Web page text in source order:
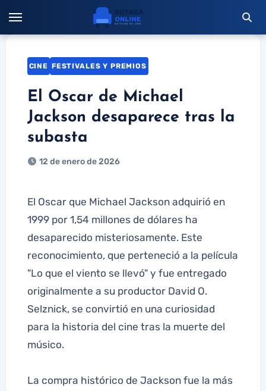
contenido
CINE FESTIVALES Y PREMIOS
El Oscar de Michael
Jackson desaparece tras la
subasta
12 de enero de 2026
El Oscar que Michael Jackson adquirió en
1999 por 1,54 millones de dólares ha
desaparecido misteriosamente. Este
reconocimiento, que perteneció a la película
"Lo que el viento se llevó" y fue entregado
originalmente a su productor David O.
Selznick, se convirtió en una curiosidad
para la historia del cine tras la muerte del
músico.
La compra histórico de Jackson fue la más